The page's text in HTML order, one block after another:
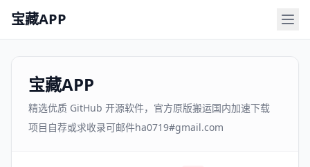
宝藏APP
宝藏APP
精选优质 GitHub 开源软件，官方原版搬运国内加速下载
项目自荐或求收录可邮件ha0719#gmail.com